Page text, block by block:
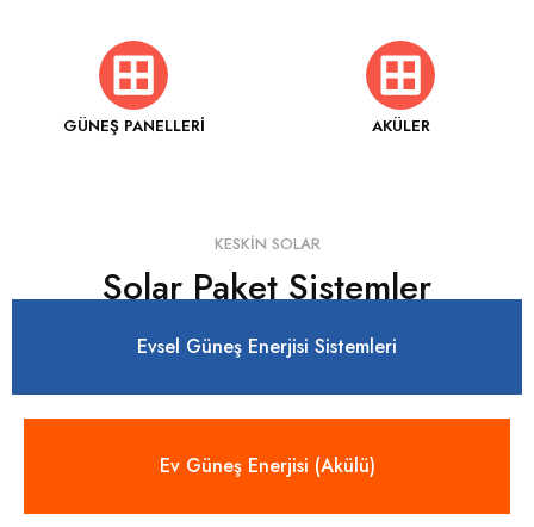
GÜNEŞ PANELLERI AKÜLER
KESKIN SOLAR
Solar Paket Sistemler
Evsel Güneş Enerjisi Sistemleri
Ev Güneş Enerjisi (Akülü)